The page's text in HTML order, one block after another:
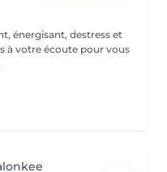
à votre écoute pour vous